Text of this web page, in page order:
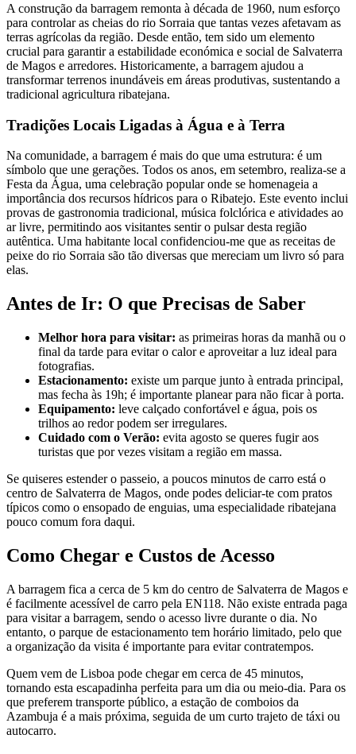
A construção da barragem remonta à década de 1960, num esforço
para controlar as cheias do rio Sorraia que tantas vezes afetavam as
terras agrícolas da região. Desde então, tem sido um elemento
crucial para garantir a estabilidade económica e social de Salvaterra
de Magos e arredores. Historicamente, a barragem ajudou a
transformar terrenos inundáveis em áreas produtivas, sustentando a
tradicional agricultura ribatejana.
Tradições Locais Ligadas à Água e à Terra
Na comunidade, a barragem é mais do que uma estrutura: é um
símbolo que une gerações. Todos os anos, em setembro, realiza-se a
Festa da Água, uma celebração popular onde se homenageia a
importância dos recursos hídricos para o Ribatejo. Este evento inclui
provas de gastronomia tradicional, música folclórica e atividades ao
ar livre, permitindo aos visitantes sentir o pulsar desta região
autêntica. Uma habitante local confidenciou-me que as receitas de
peixe do rio Sorraia são tão diversas que mereciam um livro só para
elas.
Antes de Ir: O que Precisas de Saber
Melhor hora para visitar: as primeiras horas da manhã ou o
final da tarde para evitar o calor e aproveitar a luz ideal para
fotografias.
Estacionamento: existe um parque junto à entrada principal,
mas fecha às 19h; é importante planear para não ficar à porta.
Equipamento: leve calçado confortável e água, pois os
trilhos ao redor podem ser irregulares.
Cuidado com o Verão: evita agosto se queres fugir aos
turistas que por vezes visitam a região em massa.
Se quiseres estender o passeio, a poucos minutos de carro está o
centro de Salvaterra de Magos, onde podes deliciar-te com pratos
típicos como o ensopado de enguias, uma especialidade ribatejana
pouco comum fora daqui.
Como Chegar e Custos de Acesso
A barragem fica a cerca de 5 km do centro de Salvaterra de Magos e
é facilmente acessível de carro pela EN118. Não existe entrada paga
para visitar a barragem, sendo o acesso livre durante o dia. No
entanto, o parque de estacionamento tem horário limitado, pelo que
a organização da visita é importante para evitar contratempos.
Quem vem de Lisboa pode chegar em cerca de 45 minutos,
tornando esta escapadinha perfeita para um dia ou meio-dia. Para os
que preferem transporte público, a estação de comboios da
Azambuja é a mais próxima, seguida de um curto trajeto de táxi ou
autocarro.